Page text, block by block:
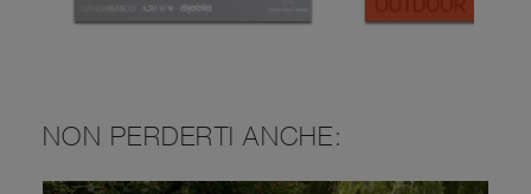
NON PERDERTI ANCHE: